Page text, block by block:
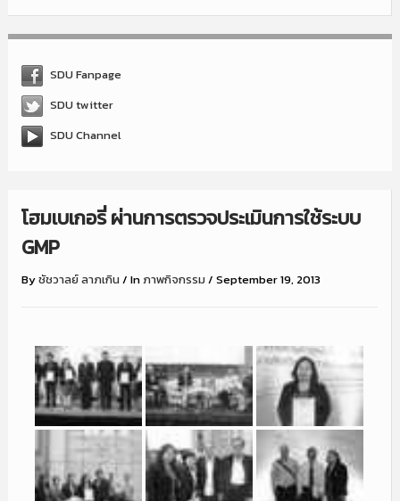
SDU Fanpage
SDU twitter
SDU Channel
โฮมเบเกอรี่ ผ่านการตรวจประเมินการใช้ระบบ
GMP
Byชัชวาลย์ ลาภเกิน / Inภาพกิจกรรม / September 19, 2013